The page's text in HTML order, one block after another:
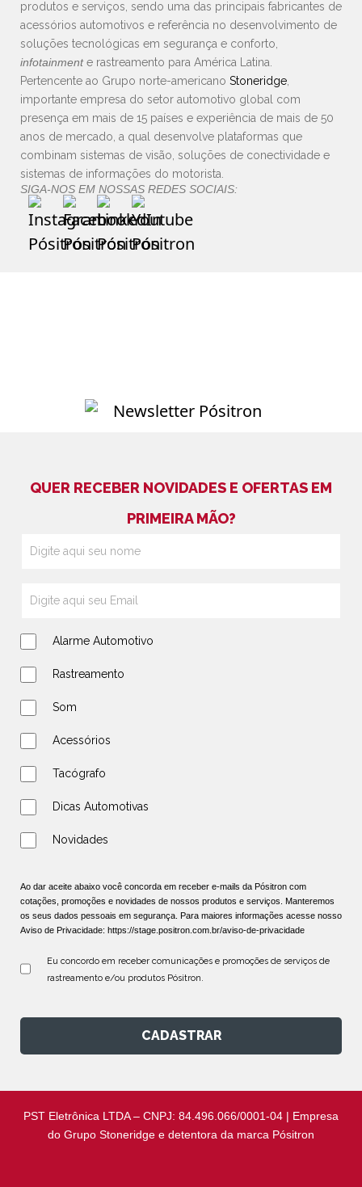
produtos e serviços, sendo uma das principais fabricantes de
acessórios automotivos e referência no desenvolvimento de
soluções tecnológicas em segurança e conforto,
infotainmente rastreamento para América Latina.
Pertencente ao Grupo norte-americano Stoneridge,
importante empresa do setor automotivo global com
presença em mais de 15 países e experiência de mais de 50
anos de mercado, a qual desenvolve plataformas que
combinam sistemas de visão, soluções de conectividade e
sistemas de informações do motorista.
SIGA-NOS EM NOSSAS REDES SOCIAIS:
QUER RECEBER NOVIDADES E OFERTAS EM
PRIMEIRA MÃO?
Alarme Automotivo
Rastreamento
Som
Acessórios
Tacógrafo
Dicas Automotivas
Novidades
Ao dar aceite abaixo você concorda em receber e-mails da Pósitron com
cotações, promoções e novidades de nossos produtos e serviços. Manteremos
os seus dados pessoais em segurança. Para maiores informações acesse nosso
Aviso de Privacidade: https://stage.positron.com.br/aviso-de-privacidade
Eu concordo em receber comunicações e promoções de serviços de
rastreamento e/ou produtos Pósitron.
CADASTRAR
PST Eletrônica LTDA – CNPJ: 84.496.066/0001-04 | Empresa
do Grupo Stoneridge e detentora da marca Pósitron